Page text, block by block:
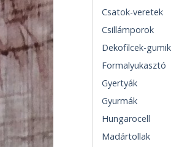
Csatok-veretek
Csillámporok
Dekofilcek-gumik
Formalyukasztó
Gyertyák
Gyurmák
Hungarocell
Madártollak